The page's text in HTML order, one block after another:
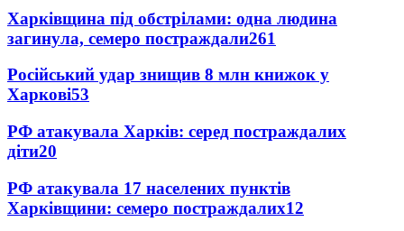
Харківщина під обстрілами: одна людина
загинула, семеро постраждали261
Російський удар знищив 8 млн книжок у
Харкові53
РФ атакувала Харків: серед постраждалих
діти20
РФ атакувала 17 населених пунктів
Харківщини: семеро постраждалих12